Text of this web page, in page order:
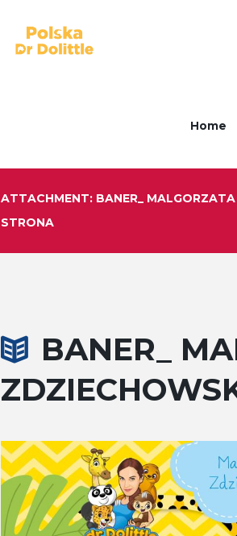
Home
ATTACHMENT: BANER_
STRONA
BANER_